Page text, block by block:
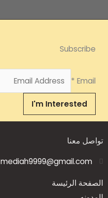
Subscribe
Email
*
I'm Interested
تواصل معنا
mediah9999@gmail.com
الصفحة الرئيسة